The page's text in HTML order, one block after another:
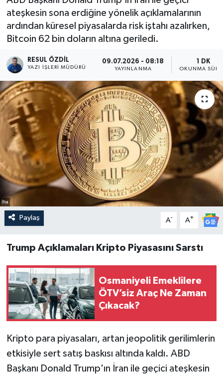
ateşkesin sona erdiğine yönelik açıklamalarının
ardından küresel piyasalarda risk iştahı azalırken,
Bitcoin 62 bin doların altına geriledi.
RESUL ÖZDIL
YAZI İŞLERI MÜDÜRÜ
09.07.2026 - 08:18
YAYINLANMA
1 DK
OKUNMA
İha
Paylaş A- A+
Trump Açıklamaları Kripto Piyasasını Sarstı
Osmaniyeli Emeklilere
ÖTV’siz Araç Ne Zaman
Çıkacak?
Kripto para piyasaları, artan jeopolitik gerilimlerin
etkisiyle sert satış baskısı altında kaldı. ABD
Başkanı Donald Trump'ın İran ile geçici ateşkesin